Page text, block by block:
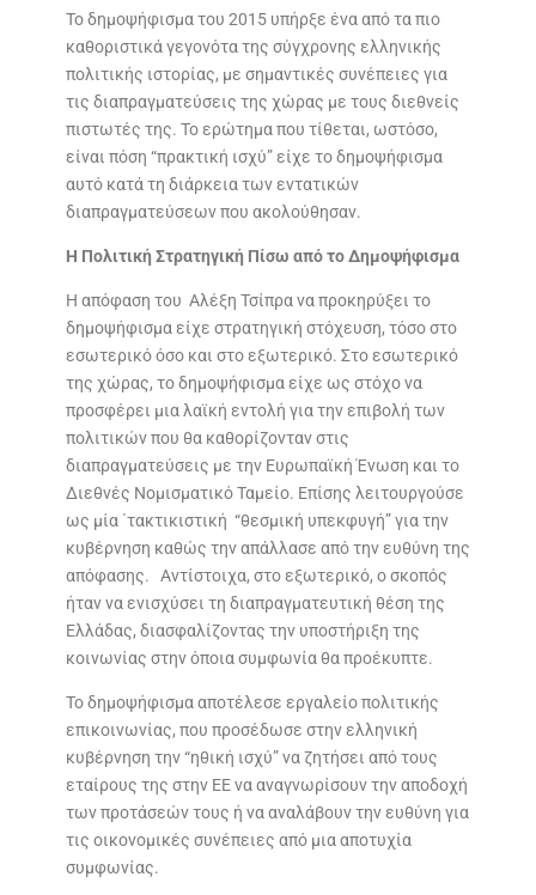
e
b
o
o
k
itt
er
ar
e
Το δημοψήφισμα του 2015 υπήρξε ένα από τα πιο
καθοριστικά γεγονότα της σύγχρονης ελληνικής
πολιτικής ιστορίας, με σημαντικές συνέπειες για
τις διαπραγματεύσεις της χώρας με τους διεθνείς
πιστωτές της. Το ερώτημα που τίθεται, ωστόσο,
είναι πόση “πρακτική ισχύ” είχε το δημοψήφισμα
αυτό κατά τη διάρκεια των εντατικών
διαπραγματεύσεων που ακολούθησαν.
Η Πολιτική Στρατηγική Πίσω από το Δημοψήφισμα
Η απόφαση του Αλέξη Τσίπρα να προκηρύξει το
δημοψήφισμα είχε στρατηγική στόχευση, τόσο στο
εσωτερικό όσο και στο εξωτερικό. Στο εσωτερικό
της χώρας, το δημοψήφισμα είχε ως στόχο να
προσφέρει μια λαϊκή εντολή για την επιβολή των
πολιτικών που θα καθορίζονταν στις
διαπραγματεύσεις με την Ευρωπαϊκή Ένωση και το
Διεθνές Νομισματικό Ταμείο. Επίσης λειτουργούσε
ως μία ΄τακτικιστική “θεσμική υπεκφυγή” για την
κυβέρνηση καθώς την απάλλασε από την ευθύνη της
απόφασης. Αντίστοιχα, στο εξωτερικό, ο σκοπός
ήταν να ενισχύσει τη διαπραγματευτική θέση της
Ελλάδας, διασφαλίζοντας την υποστήριξη της
κοινωνίας στην όποια συμφωνία θα προέκυπτε.
Το δημοψήφισμα αποτέλεσε εργαλείο πολιτικής
επικοινωνίας, που προσέδωσε στην ελληνική
κυβέρνηση την “ηθική ισχύ” να ζητήσει από τους
εταίρους της στην ΕΕ να αναγνωρίσουν την αποδοχή
των προτάσεών τους ή να αναλάβουν την ευθύνη για
τις οικονομικές συνέπειες από μια αποτυχία
συμφωνίας.